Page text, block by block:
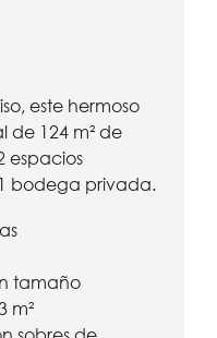
este hermoso
de 124 m² de
espacios
bodega privada.
tamaño
m²